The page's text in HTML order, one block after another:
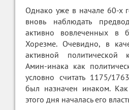
Однако уже в начале 60-х
вновь наблюдать
активно вовлеченных в
Хорезме. Очевидно, в
активной политической
Амин-инака как
условно считать 1175/
был назначен инаком.
этого дня началась его